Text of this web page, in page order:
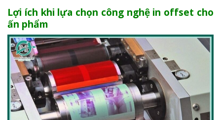
Lợi ích khi lựa chọn công nghệ in offset cho
ấn phẩm